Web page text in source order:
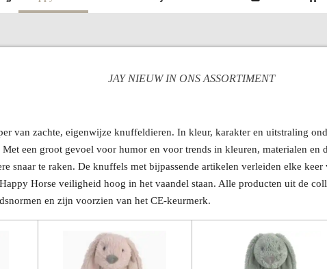
JAY NIEUW IN ONS ASSORTIMENT
van zachte, eigenwijze knuffeldieren. In kleur, karakter en uitstraling
een groot gevoel voor humor en voor trends in kleuren, materialen en
snaar te raken. De knuffels met bijpassende artikelen verleiden elke
Horse veiligheid hoog in het vaandel staan. Alle producten uit de
en zijn voorzien van het CE-keurmerk.